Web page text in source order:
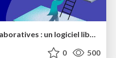
0 500